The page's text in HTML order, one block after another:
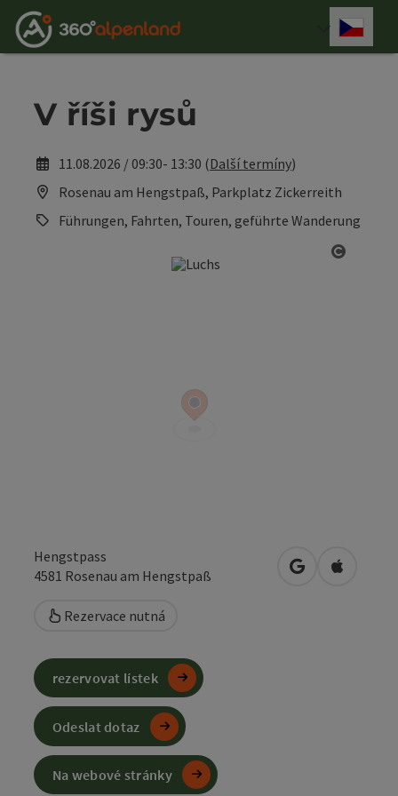
Obsah
Navigace
Začátek stránky
Kontakt
Hledám
Impressum
Pokyny k používání webové stránky
Úvodní strana
Volba
V říši rysů
11.08.2026 / 09:30- 13:30 (Další termíny)
Rosenau am Hengstpaß, Parkplatz Zickerreith
Führungen, Fahrten, Touren, geführte Wanderung
Hengstpass
4581 Rosenau am Hengstpaß Otevřít vOtevřít v
Rezervace nutná
rezervovat lístek
Odeslat dotaz
Na webové stránky